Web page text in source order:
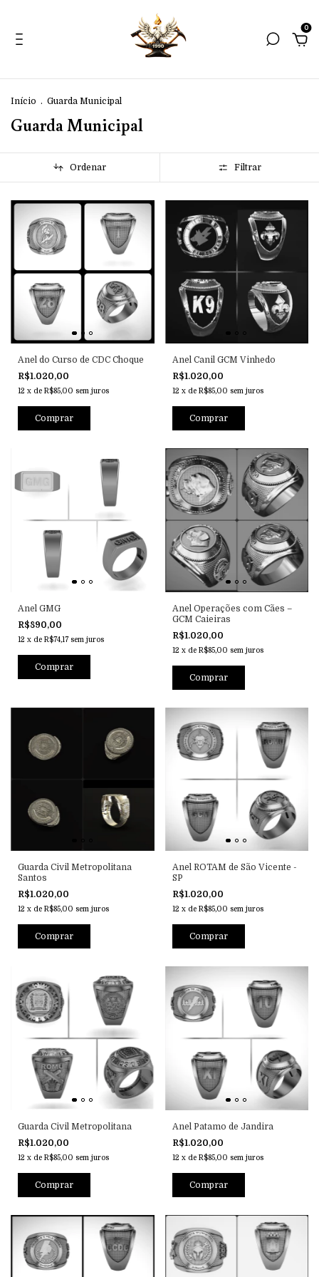
0
Início . Guarda Municipal
Guarda Municipal
Ordenar Filtrar
Anel do Curso de CDC Choque
R$1.020,00
12 x de R$85,00 sem juros
Comprar
Anel Canil GCM Vinhedo
R$1.020,00
12 x de R$85,00 sem juros
Comprar
Anel GMG
R$890,00
12 x de R$74,17 sem juros
Comprar
Anel Operações com Cães –
GCM Caieiras
R$1.020,00
12 x de R$85,00 sem juros
Comprar
Guarda Civil Metropolitana
Santos
R$1.020,00
12 x de R$85,00 sem juros
Comprar
Anel ROTAM de São Vicente -
SP
R$1.020,00
12 x de R$85,00 sem juros
Comprar
Guarda Civil Metropolitana
R$1.020,00
12 x de R$85,00 sem juros
Comprar
Anel Patamo de Jandira
R$1.020,00
12 x de R$85,00 sem juros
Comprar